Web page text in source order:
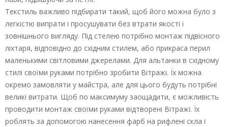
Текстиль важливо підбирати такий, щоб його можна було з
легкістю випрати і просушувати без втрати якості і
зовнішнього вигляду. Під стелею потрібно монтаж підвісного
ліхтаря, відповідно до східним стилем, або прикраса перил
маленькими світловими джерелами. Для альтанки в східному
стилі своїми руками потрібно зробити Вітражі. Їх можна
окремо замовляти у майстра, але для цього будуть потрібні
великі витрати. Щоб по максимуму заощадити, є можливість
проводити монтаж своїми руками відтворені Вітражі. Їх
роблять за допомогою нанесення фарб на рифлені скла і